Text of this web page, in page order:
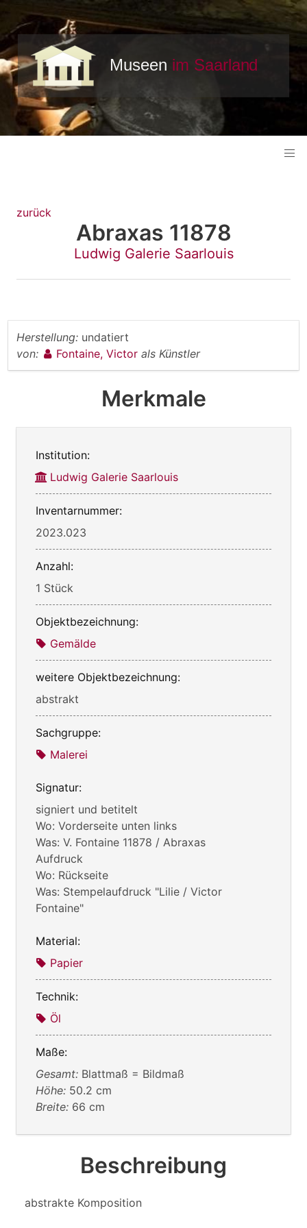
zurück
Abraxas 11878
Ludwig Galerie Saarlouis
Herstellung: undatiert
von:
Fontaine, Victor als Künstler
Merkmale
Institution:
Ludwig Galerie Saarlouis
Inventarnummer:
2023.023
Anzahl:
1 Stück
Objektbezeichnung:
Gemälde
weitere Objektbezeichnung:
abstrakt
Sachgruppe:
Malerei
Signatur:
signiert und betitelt
Wo: Vorderseite unten links
Was: V. Fontaine 11878 / Abraxas
Aufdruck
Wo: Rückseite
Was: Stempelaufdruck "Lilie / Victor
Fontaine"
Material:
Papier
Technik:
Öl
Maße:
Gesamt: Blattmaß = Bildmaß
Höhe: 50.2 cm
Breite: 66 cm
Beschreibung
abstrakte Komposition